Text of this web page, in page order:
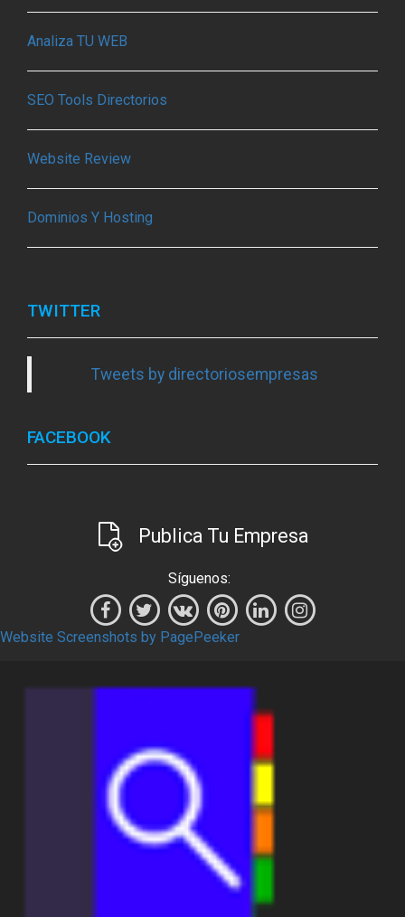
Analiza TU WEB
SEO Tools Directorios
Website Review
Dominios Y Hosting
TWITTER
Tweets by directoriosempresas
FACEBOOK
Publica Tu Empresa
Síguenos:
Website Screenshots by PagePeeker